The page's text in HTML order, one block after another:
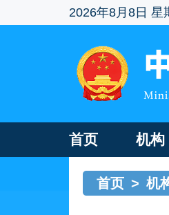
2026年8月8日 星
首页 机构
首页 > 机